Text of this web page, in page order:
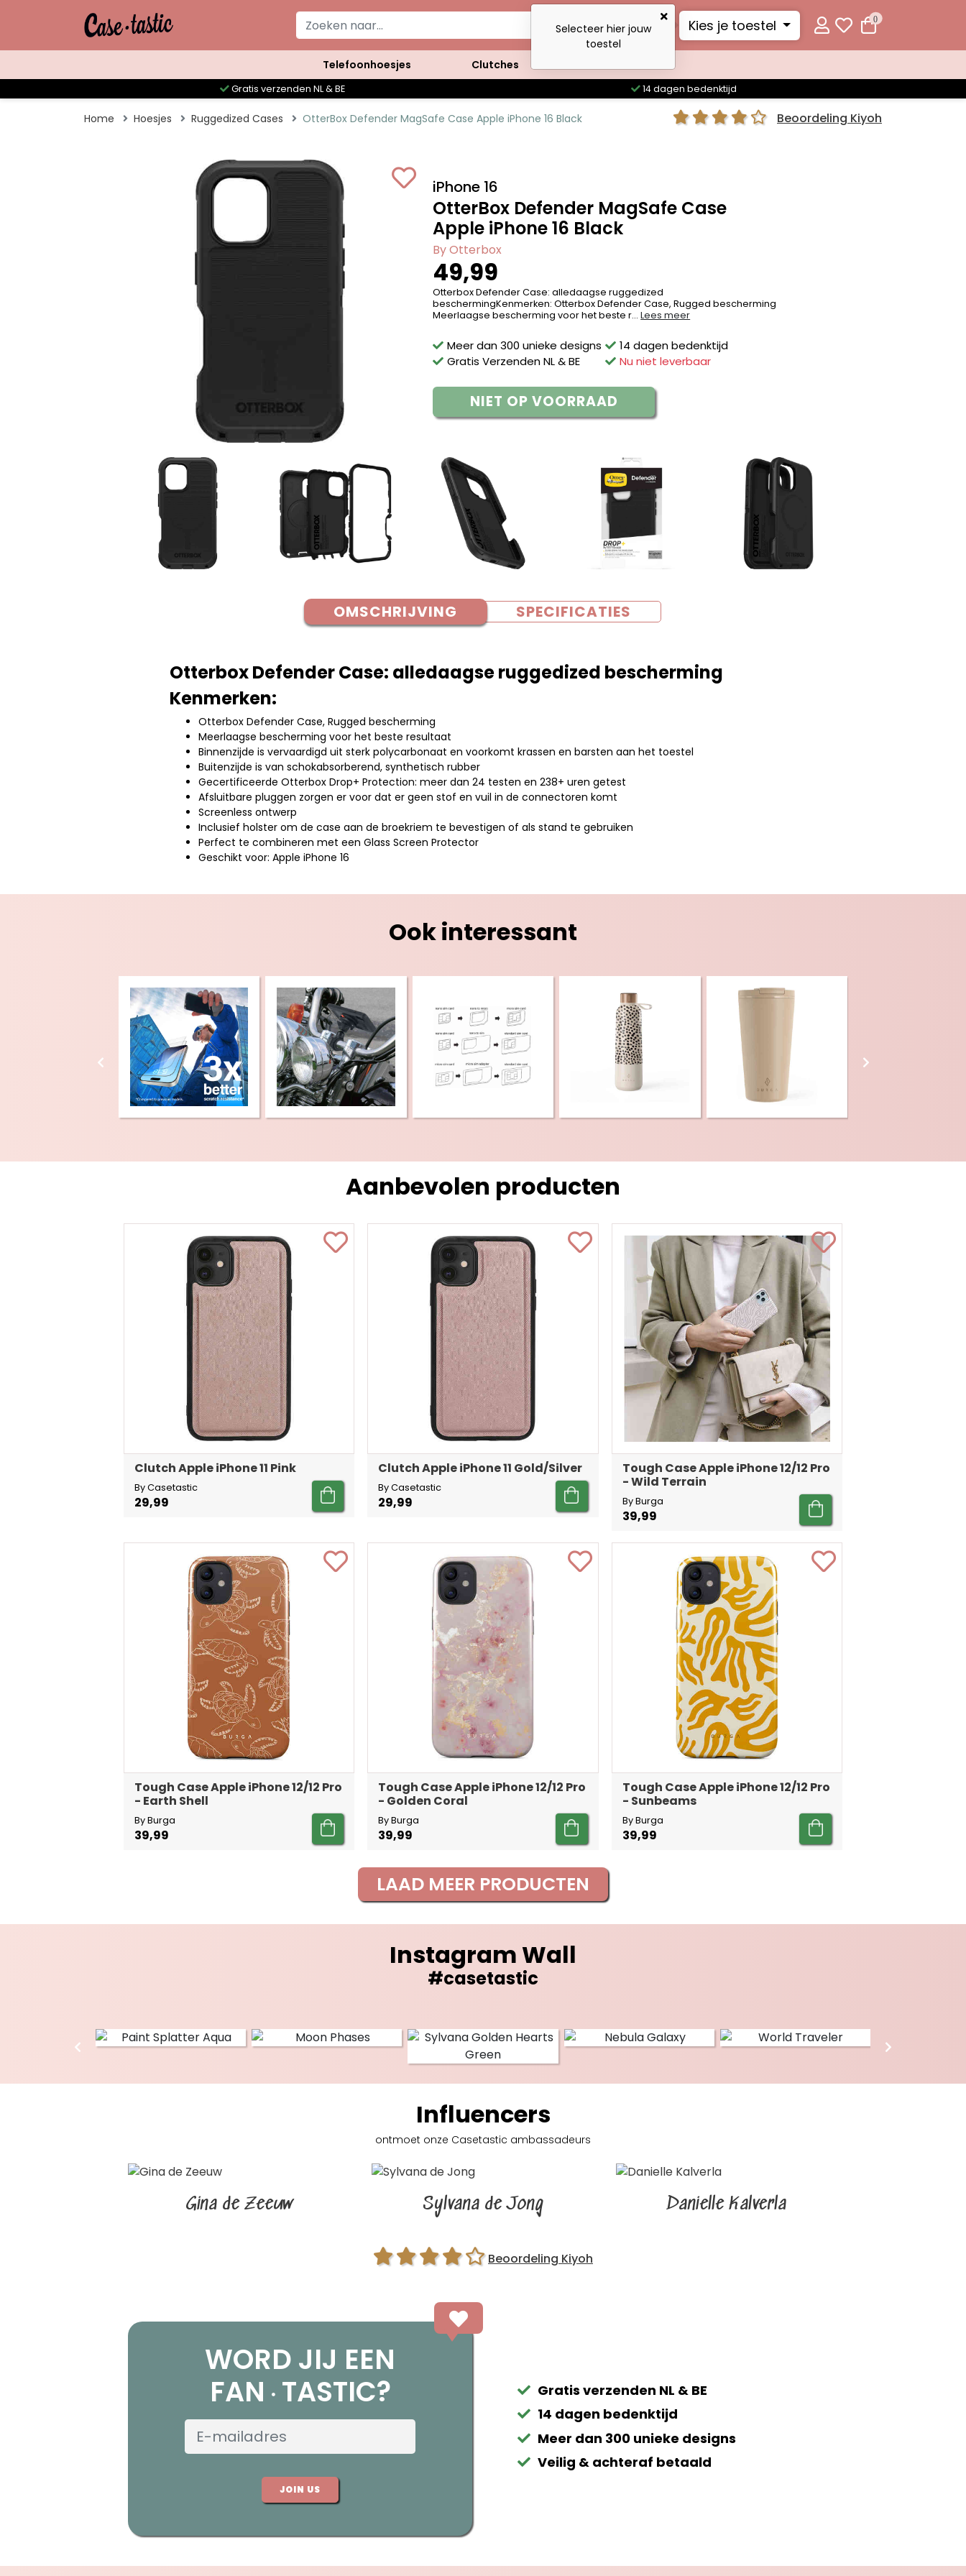
Kies je toestel 0
Telefoonhoesjes Clutches
Gratis verzenden NL & BE 14 dagen bedenktijd
Home Hoesjes Ruggedized Cases OtterBox Defender MagSafe Case Apple iPhone 16 Black Beoordeling Kiyoh
iPhone 16
OtterBox Defender MagSafe Case
Apple iPhone 16 Black
By Otterbox
49,99
Otterbox Defender Case: alledaagse ruggedized
beschermingKenmerken: Otterbox Defender Case, Rugged bescherming
Meerlaagse bescherming voor het beste r...Lees meer
Meer dan 300 unieke designs
Gratis Verzenden NL & BE
14 dagen bedenktijd
Nu niet leverbaar
NIET OP VOORRAAD
OMSCHRIJVING SPECIFICATIES
Otterbox Defender Case: alledaagse ruggedized bescherming
Kenmerken:
Otterbox Defender Case, Rugged bescherming
Meerlaagse bescherming voor het beste resultaat
Binnenzijde is vervaardigd uit sterk polycarbonaat en voorkomt krassen en barsten aan het toestel
Buitenzijde is van schokabsorberend, synthetisch rubber
Gecertificeerde Otterbox Drop+ Protection: meer dan 24 testen en 238+ uren getest
Afsluitbare pluggen zorgen er voor dat er geen stof en vuil in de connectoren komt
Screenless ontwerp
Inclusief holster om de case aan de broekriem te bevestigen of als stand te gebruiken
Perfect te combineren met een Glass Screen Protector
Geschikt voor: Apple iPhone 16
Ook interessant
Aanbevolen producten
Clutch Apple iPhone 11 Pink
By Casetastic
29,99
Clutch Apple iPhone 11 Gold/Silver
By Casetastic
29,99
Tough Case Apple iPhone 12/12 Pro
- Wild Terrain
By Burga
39,99
Tough Case Apple iPhone 12/12 Pro
- Earth Shell
By Burga
39,99
Tough Case Apple iPhone 12/12 Pro
- Golden Coral
By Burga
39,99
Tough Case Apple iPhone 12/12 Pro
- Sunbeams
By Burga
39,99
LAAD MEER PRODUCTEN
Instagram Wall
#casetastic
Influencers
ontmoet onze Casetastic ambassadeurs
Gina de Zeeuw Sylvana de Jong Danielle Kalverla
Beoordeling Kiyoh
WORD JIJ EEN
FAN TASTIC?
JOIN US
Gratis verzenden NL & BE
14 dagen bedenktijd
Meer dan 300 unieke designs
Veilig & achteraf betaald
Selecteer hier jouw
toestel